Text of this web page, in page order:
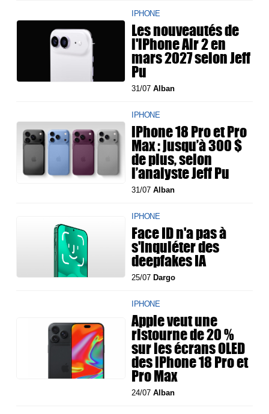
IPHONE
Les nouveautés de
l'iPhone Air 2 en
mars 2027 selon Jeff
Pu
31/07Alban
IPHONE
iPhone 18 Pro et Pro
Max : jusqu’à 300 $
de plus, selon
l’analyste Jeff Pu
31/07Alban
IPHONE
Face ID n'a pas à
s'inquiéter des
deepfakes IA
25/07 Dargo
IPHONE
Apple veut une
ristourne de 20 %
sur les écrans OLED
des iPhone 18 Pro et
Pro Max
24/07Alban